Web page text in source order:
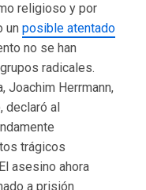
religioso y por
un posible atentado
no se han
radicales.
Joachim Herrmann,
declaró al
trágicos
asesino ahora
a prisión